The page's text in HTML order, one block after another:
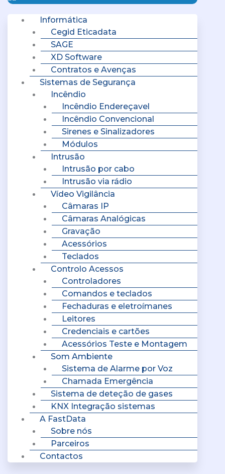
Informática
Cegid Eticadata
SAGE
XD Software
Contratos e Avenças
Sistemas de Segurança
Incêndio
Incêndio Endereçavel
Incêndio Convencional
Sirenes e Sinalizadores
Módulos
Intrusão
Intrusão por cabo
Intrusão via rádio
Vídeo Vigilância
Câmaras IP
Câmaras Analógicas
Gravação
Acessórios
Teclados
Controlo Acessos
Controladores
Comandos e teclados
Fechaduras e eletroímanes
Leitores
Credenciais e cartões
Acessórios Teste e Montagem
Som Ambiente
Sistema de Alarme por Voz
Chamada Emergência
Sistema de deteção de gases
KNX Integração sistemas
A FastData
Sobre nós
Parceiros
Contactos